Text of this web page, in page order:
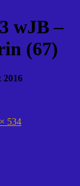
wJB –
(67)
2016
534